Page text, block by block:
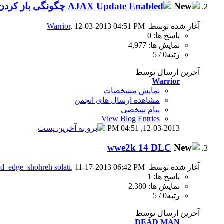
چگونگی باز
آغاز شده توسط Warrior, 12-03-2013 04:51 PM
پاسخ ها: 0
نمایش ها: 4,977
رتبه0 / 5
آخرین ارسال توسط
Warrior
نمایش مشخصات
مشاهده ارسال های انجمن
پیام شخصی
View Blog Entries
12-03-2013,
04:51 PM
wwe2k 14 DLC
آغاز شده توسط solati, 11-17-2013 06:42 PM
پاسخ ها: 1
نمایش ها: 2,380
رتبه0 / 5
آخرین ارسال توسط